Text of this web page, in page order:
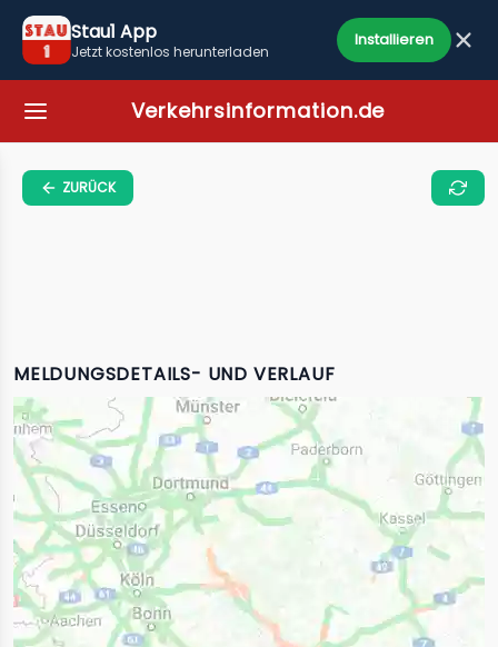
Stau1 App
Jetzt kostenlos herunterladen
Installieren
Verkehrsinformation.de
ZURÜCK
MELDUNGSDETAILS- UND VERLAUF